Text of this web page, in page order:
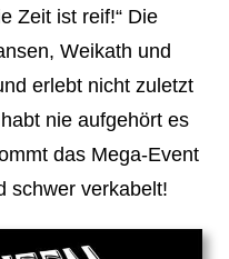
Zeit ist reif!“ Die
Weikath und
erlebt nicht zuletzt
nie aufgehört es
das Mega-Event
schwer verkabelt!